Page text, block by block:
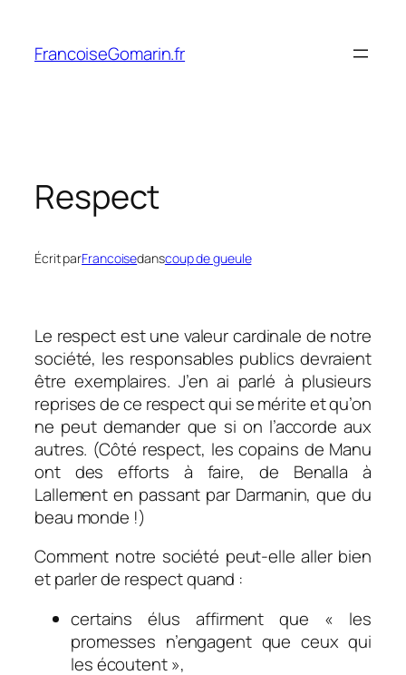
contenu
FrancoiseGomarin.fr
Respect
Écrit parFrancoisedanscoup de gueule
Le respect est une valeur cardinale de notre
société, les responsables publics devraient
être exemplaires. J’en ai parlé à plusieurs
reprises de ce respect qui se mérite et qu’on
ne peut demander que si on l’accorde aux
autres. (Côté respect, les copains de Manu
ont des efforts à faire, de Benalla à
Lallement en passant par Darmanin, que du
beau monde !)
Comment notre société peut-elle aller bien
et parler de respect quand :
certains élus affirment que « les
promesses n’engagent que ceux qui
les écoutent »,